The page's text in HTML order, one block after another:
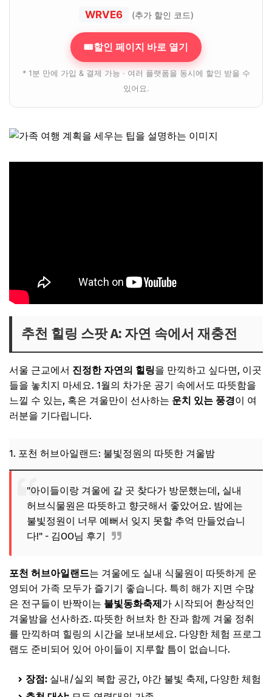
WRVE6 (추가 할인 코드)
🎟할인 페이지 바로 열기
* 1분 만에 가입 & 결제 가능 · 여러 플랫폼을 동시에 할인 받을 수
있어요.
추천 힐링 스팟 A: 자연 속에서 재충전
서울 근교에서 진정한 자연의 힐링을 만끽하고 싶다면, 이곳
들을 놓치지 마세요. 1월의 차가운 공기 속에서도 따뜻함을
느낄 수 있는, 혹은 겨울만이 선사하는 운치 있는 풍경이 여
러분을 기다립니다.
1. 포천 허브아일랜드: 불빛정원의 따뜻한 겨울밤
"아이들이랑 겨울에 갈 곳 찾다가 방문했는데, 실내
허브식물원은 따뜻하고 향긋해서 좋았어요. 밤에는
불빛정원이 너무 예뻐서 잊지 못할 추억 만들었습니
다!" - 김OO님 후기
포천 허브아일랜드는 겨울에도 실내 식물원이 따뜻하게 운
영되어 가족 모두가 즐기기 좋습니다. 특히 해가 지면 수많
은 전구들이 반짝이는 불빛동화축제가 시작되어 환상적인
겨울밤을 선사하죠. 따뜻한 허브차 한 잔과 함께 겨울 정취
를 만끽하며 힐링의 시간을 보내보세요. 다양한 체험 프로그
램도 준비되어 있어 아이들이 지루할 틈이 없습니다.
장점: 실내/실외 복합 공간, 야간 불빛 축제, 다양한 체험